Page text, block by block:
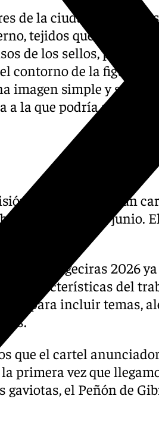
de la ciudad,
tejidos que
de los sellos, postales
contorno de la figura
imagen simple y sin
la que podría ser una
cumplida para un
de 20 al 27 de junio.
opiniones.
de Algeciras 2026
las características del
vida para incluir temas,
que el cartel
la primera vez que
gaviotas, el Peñón de